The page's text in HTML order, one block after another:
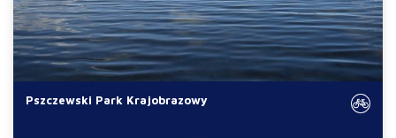
Pszczewski Park Krajobrazowy